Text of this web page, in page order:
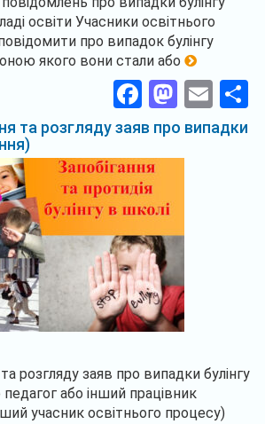
освіти Учасники освітнього
про випадок булінгу
якого вони стали або
Facebook
та розгляду заяв про випадки
розгляду заяв про випадки булінгу
або інший працівник
учасник освітнього процесу)